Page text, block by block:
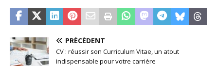
PRÉCÉDENT
CV : réussir son Curriculum Vitae, un atout
indispensable pour votre carrière